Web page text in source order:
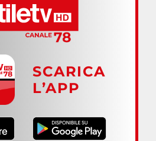
SCARICA
L’APP